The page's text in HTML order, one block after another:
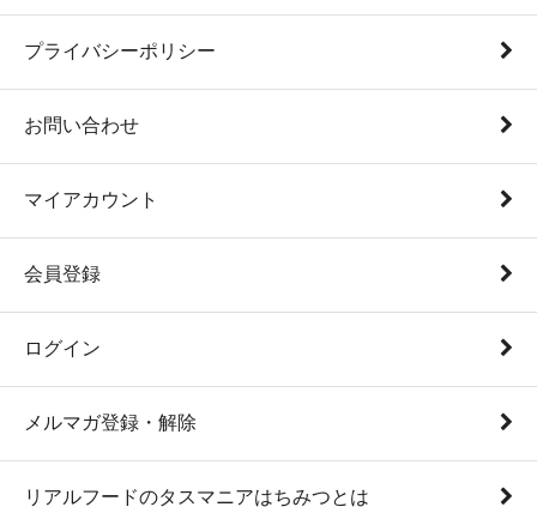
プライバシーポリシー
お問い合わせ
マイアカウント
会員登録
ログイン
メルマガ登録・解除
リアルフードのタスマニアはちみつとは